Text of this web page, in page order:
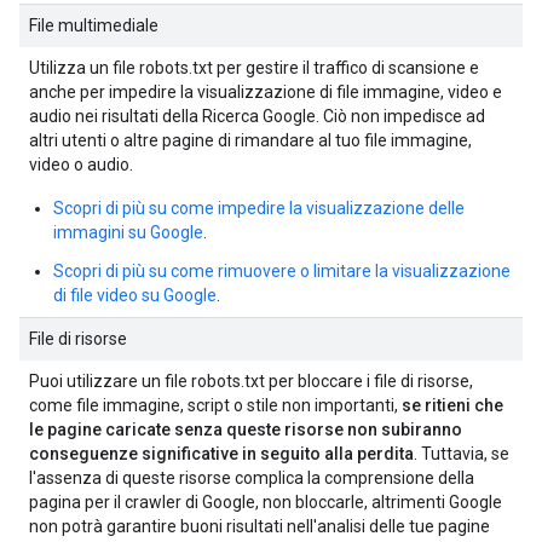
File multimediale
Utilizza un file robots.txt per gestire il traffico di scansione e
anche per impedire la visualizzazione di file immagine, video e
audio nei risultati della Ricerca Google. Ciò non impedisce ad
altri utenti o altre pagine di rimandare al tuo file immagine,
video o audio.
Scopri di più su come impedire la visualizzazione delle
immagini su Google
Scopri di più su come rimuovere o limitare la visualizzazione
di file video su Google
File di risorse
Puoi utilizzare un file robots.txt per bloccare i file di risorse,
come file immagine, script o stile non importanti, se ritieni che
le pagine caricate senza queste risorse non subiranno
conseguenze significative in seguito alla perdita . Tuttavia, se
l'assenza di queste risorse complica la comprensione della
pagina per il crawler di Google, non bloccarle, altrimenti Google
non potrà garantire buoni risultati nell'analisi delle tue pagine